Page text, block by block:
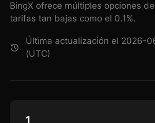
BingX ofrece múltiples opciones
tarifas tan bajas como el 0.1%.
Última actualización el 2026-
(UTC)